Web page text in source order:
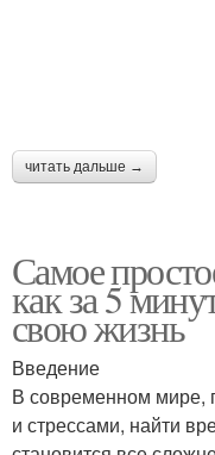
читать дальше →
Самое
как за 5
свою жизнь
Введение
В современном мире,
и стрессами, найти